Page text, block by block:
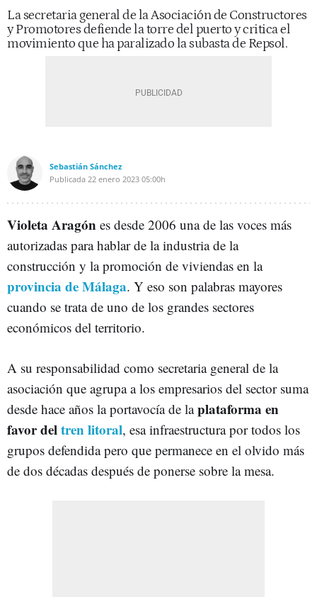
La secretaria general de la Asociación de Constructores
y Promotores defiende la torre del puerto y critica el
movimiento que ha paralizado la subasta de Repsol.
Sebastián Sánchez
Publicada 22 enero 2023 05:00h
Violeta Aragón es desde 2006 una de las voces más
autorizadas para hablar de la industria de la
construcción y la promoción de viviendas en la
provincia de Málaga. Y eso son palabras mayores
cuando se trata de uno de los grandes sectores
económicos del territorio.
A su responsabilidad como secretaria general de la
asociación que agrupa a los empresarios del sector suma
desde hace años la portavocía de laplataforma en
favor deltren litoral, esa infraestructura por todos los
grupos defendida pero que permanece en el olvido más
de dos décadas después de ponerse sobre la mesa.